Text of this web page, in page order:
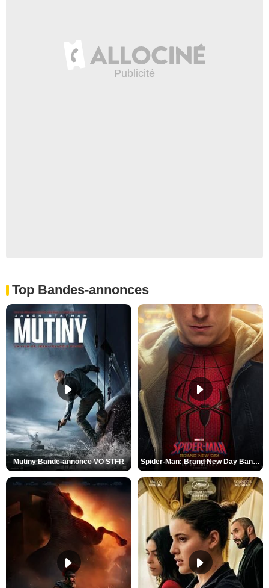
Top Bandes-annonces
Mutiny Bande-annonce VO STFR Spider-Man: Brand New Day Bande-annonce VO STFR